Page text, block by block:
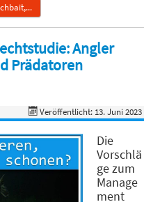
Angler
Prädatoren
Veröffentlicht: 13. Juni 2023
Die
Vorschlä
ge zum
Manage
ment